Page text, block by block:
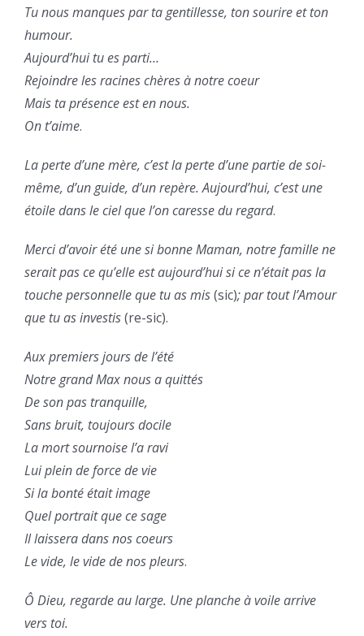
Tu nous manques par ta gentillesse, ton sourire et ton
humour.
Aujourd’hui tu es parti…
Rejoindre les racines chères à notre coeur
Mais ta présence est en nous.
On t’aime.
La perte d’une mère, c’est la perte d’une partie de soi-
même, d’un guide, d’un repère. Aujourd’hui, c’est une
étoile dans le ciel que l’on caresse du regard.
Merci d’avoir été une si bonne Maman, notre famille ne
serait pas ce qu’elle est aujourd’hui si ce n’était pas la
touche personnelle que tu as mis(sic); par tout l’Amour
que tu as investis(re-sic).
Aux premiers jours de l’été
Notre grand Max nous a quittés
De son pas tranquille,
Sans bruit, toujours docile
La mort sournoise l’a ravi
Lui plein de force de vie
Si la bonté était image
Quel portrait que ce sage
Il laissera dans nos coeurs
Le vide, le vide de nos pleurs.
Ô Dieu, regarde au large. Une planche à voile arrive
vers toi.